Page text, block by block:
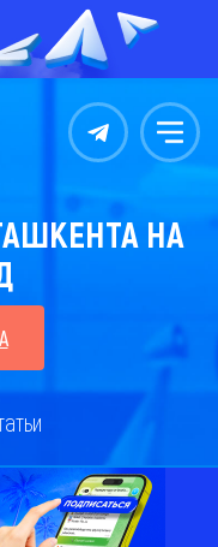
Контакты Меню
НА